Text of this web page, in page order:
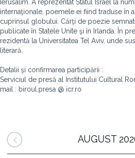
Ierusalim. A reprezentat Statul Israel la
internaţionale, poemele ei fiind traduse în
cuprinsul globului. Cărţi de poezie
publicate în Statele Unite şi în Irlanda. În
rezidentă la Universitatea Tel Aviv, unde
literară.
Detalii şi confirmarea participării :
Serviciul de presă al Institutului Cultural
mail : biroul.presa @ icr.ro
AUGUST